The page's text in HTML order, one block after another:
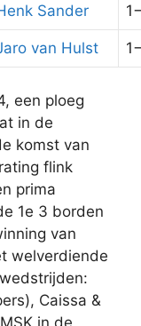
Sander
van Hulst
een ploeg
in de
komst van
flink
prima
1e 3 borden
van
welverdiende
Caissa &